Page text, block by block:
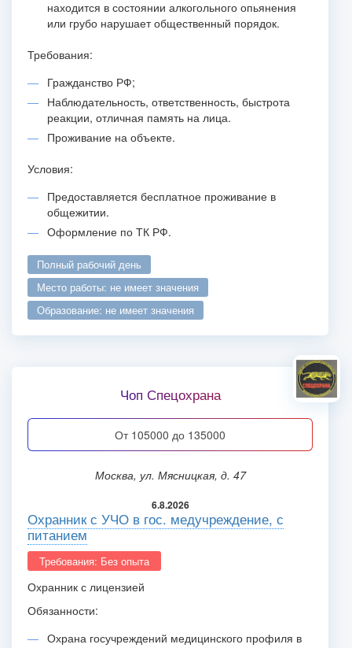
находится в состоянии алкогольного опьянения
или грубо нарушает общественный порядок.
Требования:
Гражданство РФ;
Наблюдательность, ответственность, быстрота
реакции, отличная память на лица.
Проживание на объекте.
Условия:
Предоставляется бесплатное проживание в
общежитии.
Оформление по ТК РФ.
полный рабочий день
место работы: не имеет значения
образование: не имеет значения
Чоп Спецохрана
от 105000 до 135000
Москва, ул. Мясницкая, д. 47
6.8.2026
Охранник с УЧО в гос. медучреждение, с
питанием
Требования: Без опыта
Охранник с лицензией
Обязанности:
Охрана госучреждений медицинского профиля в